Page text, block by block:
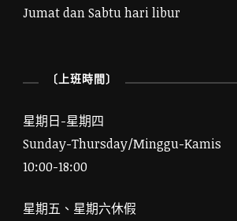
Jumat dan Sabtu hari libur
〔上班時間〕
星期日-星期四
Sunday-Thursday/Minggu-Kamis
10:00-18:00
星期五、星期六休假